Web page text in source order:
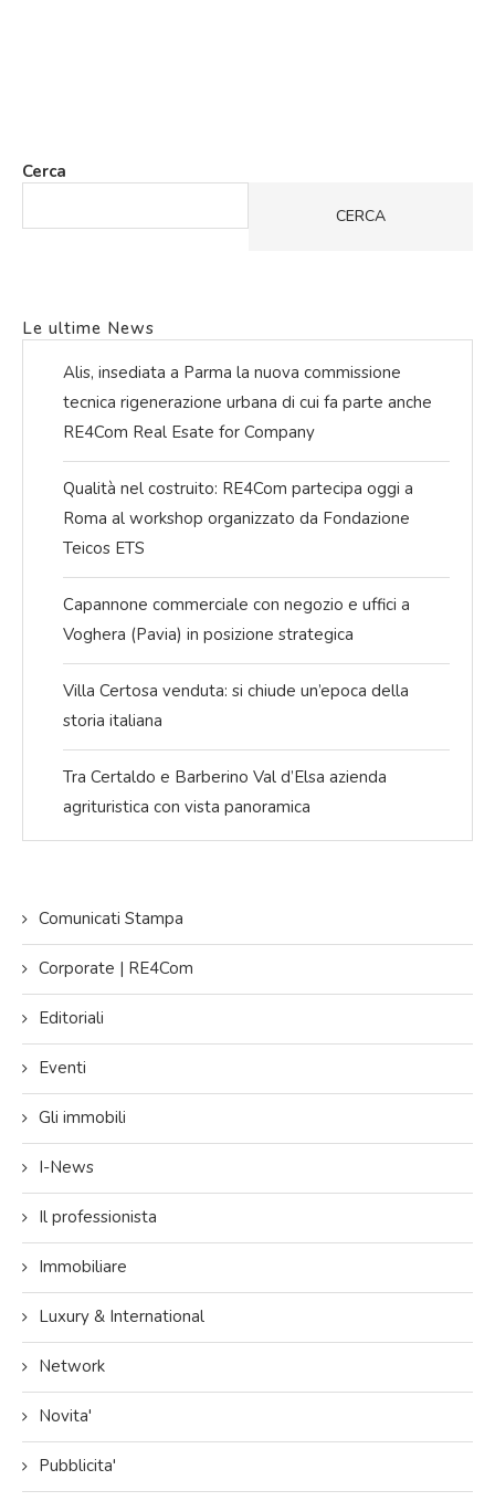
Cerca
CERCA
Le ultime News
Alis, insediata a Parma la nuova commissione
tecnica rigenerazione urbana di cui fa parte anche
RE4Com Real Esate for Company
Qualità nel costruito: RE4Com partecipa oggi a
Roma al workshop organizzato da Fondazione
Teicos ETS
Capannone commerciale con negozio e uffici a
Voghera (Pavia) in posizione strategica
Villa Certosa venduta: si chiude un’epoca della
storia italiana
Tra Certaldo e Barberino Val d’Elsa azienda
agrituristica con vista panoramica
Comunicati Stampa
Corporate | RE4Com
Editoriali
Eventi
Gli immobili
I-News
Il professionista
Immobiliare
Luxury & International
Network
Novita'
Pubblicita'